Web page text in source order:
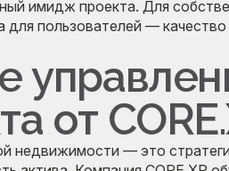
имидж проекта. Для
пользователей —
от
недвижимости — это